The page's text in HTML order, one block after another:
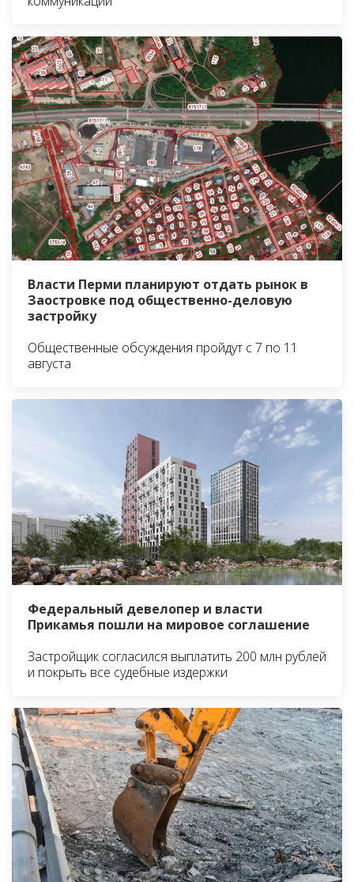
Власти Перми планируют отдать рынок в
Заостровке под общественно-деловую
застройку
Общественные обсуждения пройдут с 7 по 11
августа
Федеральный девелопер и власти
Прикамья пошли на мировое соглашение
Застройщик согласился выплатить 200 млн рублей
и покрыть все судебные издержки